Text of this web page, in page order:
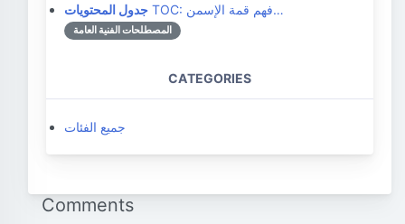
جدول المحتويات TOC: فهم قمة الإسمن…
المصطلحات الفنية العامة
CATEGORIES
جميع الفئات
Comments